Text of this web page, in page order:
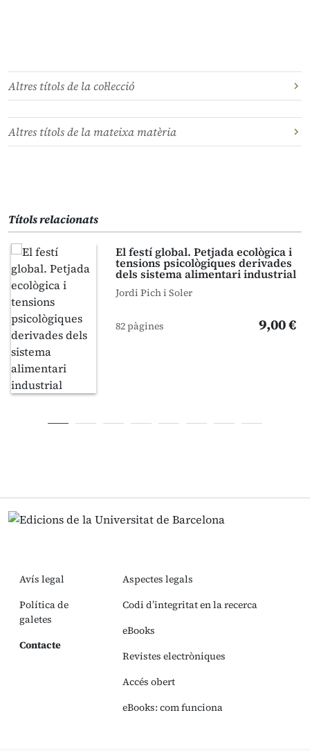
Altres títols de la col·lecció
Altres títols de la mateixa matèria
Títols relacionats
El festí global. Petjada ecològica i
tensions psicològiques derivades
dels sistema alimentari industrial
Jordi Pich i Soler
82 pàgines 9,00 €
Avís legal
Política de
galetes
Contacte
Aspectes legals
Codi d’integritat en la recerca
eBooks
Revistes electròniques
Accés obert
eBooks: com funciona